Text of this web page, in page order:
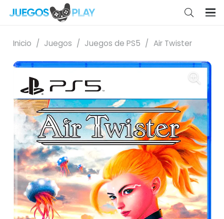
Inicio / Juegos / Juegos de PS5 / Air Twister